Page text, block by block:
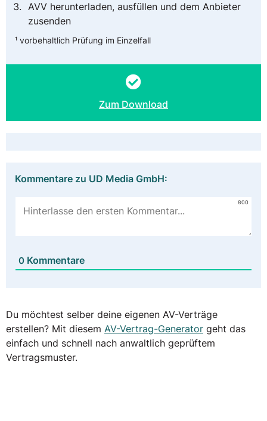
AVV herunterladen, ausfüllen und dem Anbieter
zusenden
¹ vorbehaltlich Prüfung im Einzelfall
Zum Download
Kommentare zu UD Media GmbH:
800
0 Kommentare
Du möchtest selber deine eigenen AV-Verträge
erstellen? Mit diesem AV-Vertrag-Generator geht das
einfach und schnell nach anwaltlich geprüftem
Vertragsmuster.